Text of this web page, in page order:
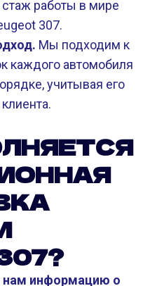
работы в мире
307.
Мы подходим к
каждого автомобиля
учитывая его
нам информацию о